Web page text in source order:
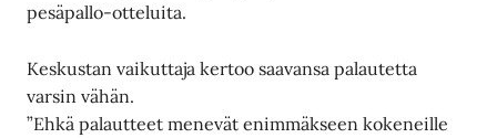
pesäpallo-otteluita.
Keskustan vaikuttaja kertoo saavansa palautetta
varsin vähän.
”Ehkä palautteet menevät enimmäkseen kokeneille